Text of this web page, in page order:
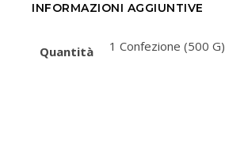
INFORMAZIONI AGGIUNTIVE
Quantità 1 Confezione (500 G)